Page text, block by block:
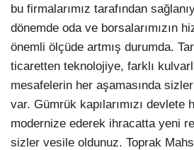
bu firmalarımız tarafından
dönemde oda ve borsalarımızın
önemli ölçüde artmış durumda.
ticaretten teknolojiye, farklı
mesafelerin her aşamasında
var. Gümrük kapılarımızı
modernize ederek ihracatta yeni
sizler vesile oldunuz. Toprak